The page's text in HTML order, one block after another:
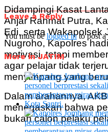
Didampingi Kasat
Anjar Rahmat Putra,
Edi, serta Wakapolsek
Nugroho, Kapolres
motivasi, tetapi
agar pelajar tidak
menyimpang yang
Dalam arahannya,
menegaskan bahwa
bukan calon pelaku
Leave a Reply
You must belogged into post a
More in JATIM